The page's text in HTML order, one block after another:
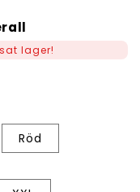
lager!
Röd